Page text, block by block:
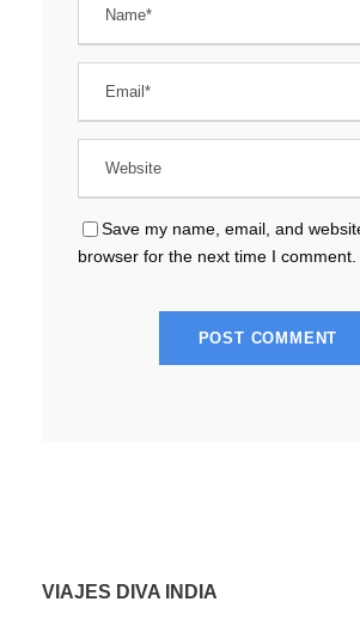
Save my name, email, and
browser for the next time I comment.
VIAJES DIVA INDIA